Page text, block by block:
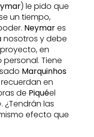
) le pido que
un tiempo,
Neymares
y debe
en
Tiene
Marquinhos
en
de Piquéel
¿Tendrán las
efecto que